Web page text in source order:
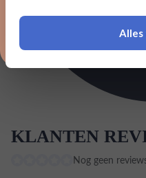
Classificatie Gin & Jenever
KLANTEN
Nog geen
Alles